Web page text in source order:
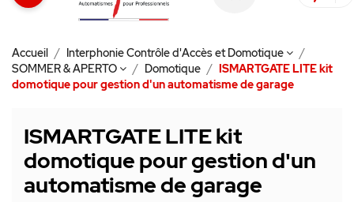
Accueil
Interphonie Contrôle d'Accès et Domotique
SOMMER & APERTO
Domotique
ISMARTGATE LITE kit
domotique pour gestion d'un automatisme de garage
ISMARTGATE LITE kit
domotique pour gestion d'un
automatisme de garage